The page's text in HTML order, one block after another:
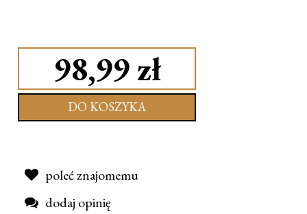
98,99 zł
DO KOSZYKA
poleć znajomemu
dodaj opinię